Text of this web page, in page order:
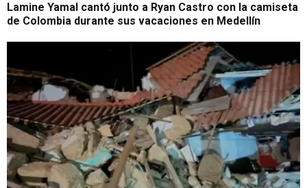
Lamine Yamal cantó junto a Ryan Castro con la camiseta
de Colombia durante sus vacaciones en Medellín